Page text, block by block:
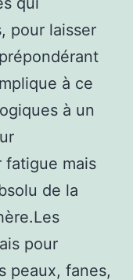
pour laisser
à ce
à un
fatigue mais
de la
pour
peaux, fanes,